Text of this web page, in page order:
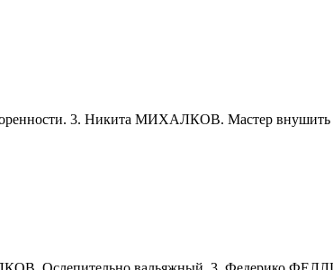
3. Никита МИХАЛКОВ. Мастер внушить